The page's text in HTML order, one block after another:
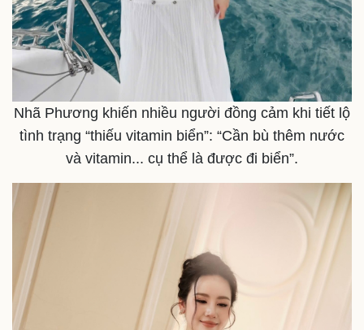
Nhã Phương khiến nhiều người đồng cảm khi tiết lộ
tình trạng “thiếu vitamin biển”: “Cần bù thêm nước
và vitamin... cụ thể là được đi biển”.